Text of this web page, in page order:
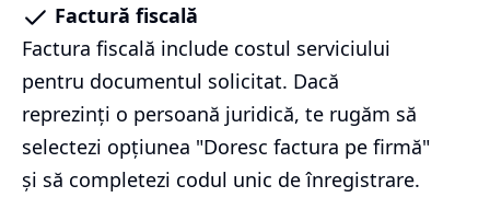
Factură fiscală
Factura fiscală include costul serviciului
pentru documentul solicitat. Dacă
reprezinți o persoană juridică, te rugăm să
selectezi opțiunea "Doresc factura pe firmă"
și să completezi codul unic de înregistrare.